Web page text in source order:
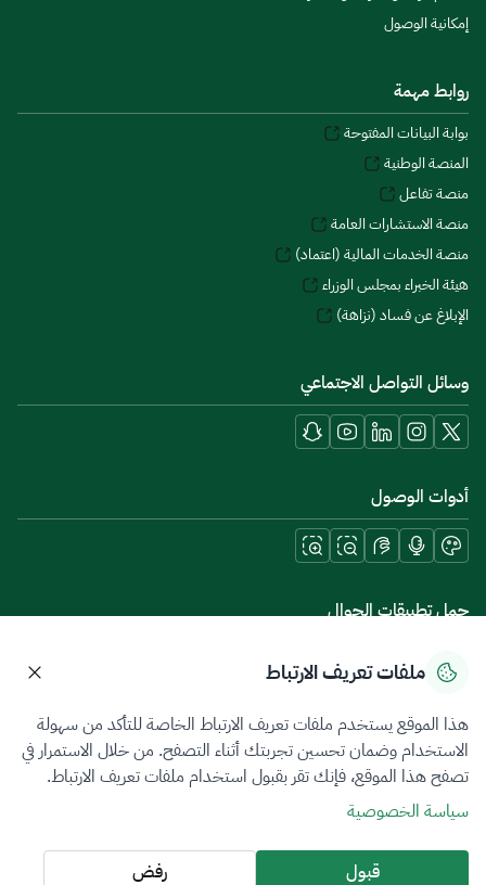
إمكانية الوصول
روابط مهمة
بوابة البيانات المفتوحة
المنصة الوطنية
منصة تفاعل
منصة الاستشارات العامة
منصة الخدمات المالية (اعتماد)
هيئة الخبراء بمجلس الوزراء
الإبلاغ عن فساد (نزاهة)
وسائل التواصل الاجتماعي
أدوات الوصول
حمل تطبيقات الجوال
سياسة الخصوصيةشروط الاستخدامخريطة الموقع
جميع الحقوق محفوظة 2026 © ZATCA.GOV.SA
تم تطويره وصيانته بواسطة هيئة الزكاة والضريبة والجمارك
آخر تحديث للموقع في
ملفات تعريف الارتباط
هذا الموقع يستخدم ملفات تعريف الارتباط الخاصة للتأكد من سهولة
الاستخدام وضمان تحسين تجربتك أثناء التصفح. من خلال الاستمرار في
تصفح هذا الموقع، فإنك تقر بقبول استخدام ملفات تعريف الارتباط.
سياسة الخصوصية
قبول رفض